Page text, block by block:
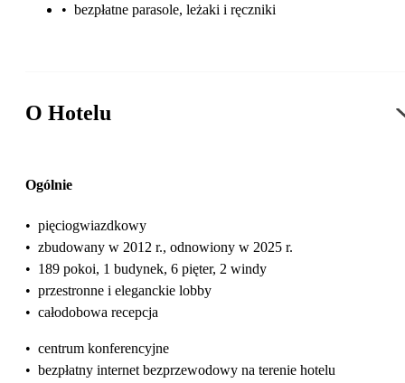
• bezpłatne parasole, leżaki i ręczniki
O Hotelu
Ogólnie
• pięciogwiazdkowy
• zbudowany w 2012 r., odnowiony w 2025 r.
• 189 pokoi, 1 budynek, 6 pięter, 2 windy
• przestronne i eleganckie lobby
• całodobowa recepcja
• centrum konferencyjne
• bezpłatny internet bezprzewodowy na terenie hotelu